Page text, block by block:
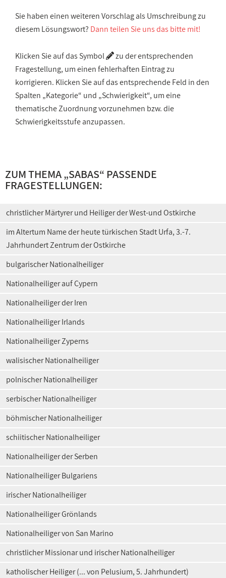
Sie haben einen weiteren Vorschlag als Umschreibung zu
diesem Lösungswort? Dann teilen Sie uns das bitte mit!
Klicken Sie auf das Symbol
zu der entsprechenden
Fragestellung, um einen fehlerhaften Eintrag zu
korrigieren. Klicken Sie auf das entsprechende Feld in den
Spalten „Kategorie“ und „Schwierigkeit“, um eine
thematische Zuordnung vorzunehmen bzw. die
Schwierigkeitsstufe anzupassen.
ZUM THEMA „SABAS“ PASSENDE
FRAGESTELLUNGEN:
christlicher Märtyrer und Heiliger der West-und Ostkirche
im Altertum Name der heute türkischen Stadt Urfa, 3.-7.
Jahrhundert Zentrum der Ostkirche
bulgarischer Nationalheiliger
Nationalheiliger auf Cypern
Nationalheiliger der Iren
Nationalheiliger Irlands
Nationalheiliger Zyperns
walisischer Nationalheiliger
polnischer Nationalheiliger
serbischer Nationalheiliger
böhmischer Nationalheiliger
schiitischer Nationalheiliger
Nationalheiliger der Serben
Nationalheiliger Bulgariens
irischer Nationalheiliger
Nationalheiliger Grönlands
Nationalheiliger von San Marino
christlicher Missionar und irischer Nationalheiliger
katholischer Heiliger (... von Pelusium, 5. Jahrhundert)